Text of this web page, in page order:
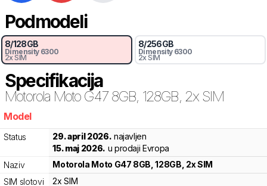
Podmodeli
8/128GB
Dimensity 6300
2x SIM
8/256GB
Dimensity 6300
2x SIM
Specifikacija
Motorola Moto G47 8GB, 128GB, 2x SIM
Model
Status 29. april 2026. najavljen
15. maj 2026. u prodaji Evropa
Naziv
Motorola Moto G47 8GB, 128GB, 2x SIM
SIM slotovi
2x SIM